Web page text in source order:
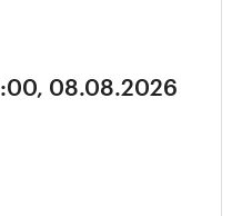
08.08.2026